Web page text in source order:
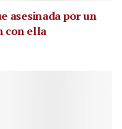
asesinada por un
con ella